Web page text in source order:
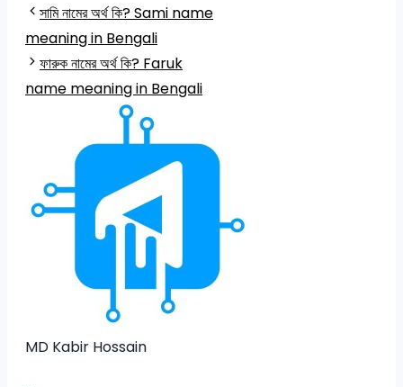
সামি নামের অর্থ কি? Sami name
meaning in Bengali
ফারুক নামের অর্থ কি? Faruk
name meaning in Bengali
MD Kabir Hossain